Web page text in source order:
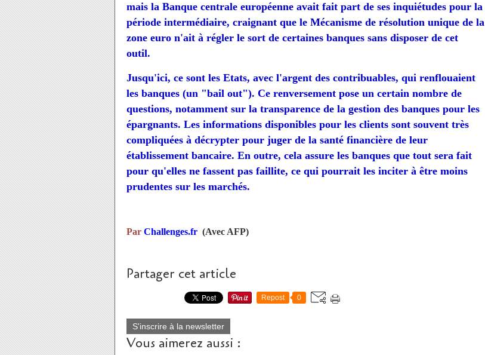
mais la Banque centrale européenne avait fait part de ses inquiétudes pour la
période intermédiaire, craignant que le Mécanisme de résolution unique de la
zone euro n'ait à régler le sort de certaines banques sans disposer de cet
outil.
Jusqu'ici, ce sont les Etats, avec l'argent des contribuables, qui renflouaient
les banques (un "bail out"). Ce renversement pose un certain nombre de
questions, notamment sur la transparence de la gestion des banques pour les
épargnants. Les informations disponibles pour les clients sont souvent très
compliquées à décrypter pour juger de la santé financière de leur
établissement bancaire. En outre, cela assure les banques que tout sera fait
pour qu'elles ne fassent pas faillite, ce qui pourrait les inciter à être moins
prudentes sur les marchés.
Par Challenges.fr (Avec AFP)
Partager cet article
Repost 0
S'inscrire à la newsletter
Vous aimerez aussi :